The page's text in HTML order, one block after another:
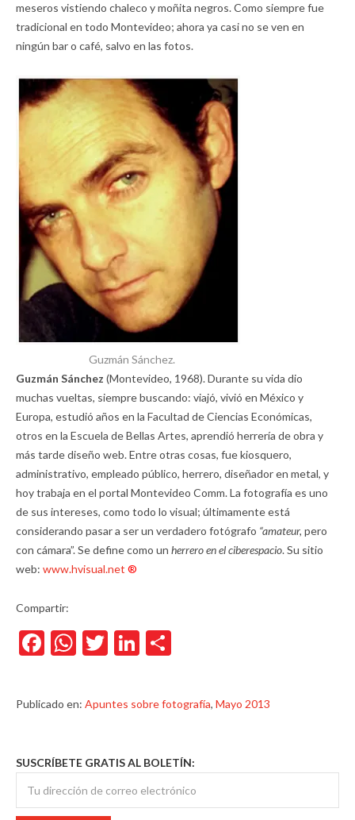
meseros vistiendo chaleco y moñita negros. Como siempre fue
tradicional en todo Montevideo; ahora ya casi no se ven en
ningún bar o café, salvo en las fotos.
Guzmán Sánchez.
Guzmán Sánchez (Montevideo, 1968). Durante su vida dio
muchas vueltas, siempre buscando: viajó, vivió en México y
Europa, estudió años en la Facultad de Ciencias Económicas,
otros en la Escuela de Bellas Artes, aprendió herrería de obra y
más tarde diseño web. Entre otras cosas, fue kiosquero,
administrativo, empleado público, herrero, diseñador en metal, y
hoy trabaja en el portal Montevideo Comm. La fotografía es uno
de sus intereses, como todo lo visual; últimamente está
considerando pasar a ser un verdadero fotógrafo “amateur, pero
con cámara”. Se define como un herrero en el ciberespacio. Su sitio
web: www.hvisual.net ®
Compartir:
Facebook
WhatsApp
TwitterLinkedIn
Publicado en: Apuntes sobre fotografía, Mayo 2013
SUSCRÍBETE GRATIS AL BOLETÍN: